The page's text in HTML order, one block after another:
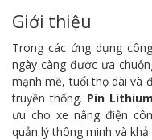
Giới thiệu
Trong các ứng dụng
ngày càng được ưa
mạnh mẽ, tuổi thọ dài và
truyền thống. Pin
ưu cho xe nâng điện
quản lý thông minh và